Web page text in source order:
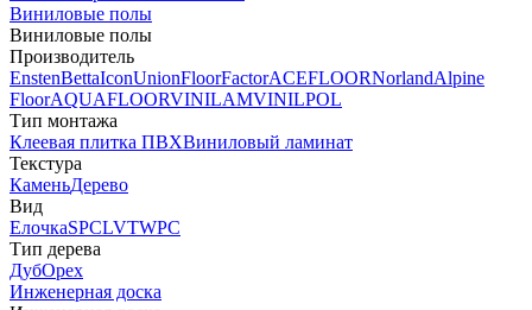
Виниловые полы
Виниловые полы
Производитель
EnstenBettaIconUnionFloorFactorACEFLOORNorlandAlpine
FloorAQUAFLOORVINILAMVINILPOL
Тип монтажа
Клеевая плитка ПВХВиниловый ламинат
Текстура
КаменьДерево
Вид
ЕлочкаSPCLVTWPC
Тип дерева
ДубОрех
Инженерная доска